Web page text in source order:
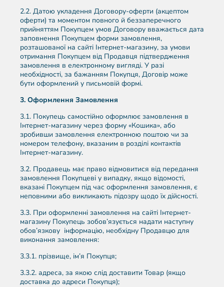
2.2. Датою укладення Договору-оферти (акцептом
оферти) та моментом повного й беззаперечного
прийняттям Покупцем умов Договору вважається дата
заповнення Покупцем форми замовлення,
розташованої на сайті Інтернет-магазину, за умови
отримання Покупцем від Продавця підтвердження
замовлення в електронному вигляді. У разі
необхідності, за бажанням Покупця, Договір може
бути оформлений у письмовій формі.
3. Оформлення Замовлення
3.1. Покупець самостійно оформлює замовлення в
Інтернет-магазину через форму «Кошика», або
зробивши замовлення електронною поштою чи за
номером телефону, вказаним в розділі контактів
Інтернет-магазину.
3.2. Продавець має право відмовитися від передання
замовлення Покупцеві у випадку, якщо відомості,
вказані Покупцем під час оформлення замовлення, є
неповними або викликають підозру щодо їх дійсності.
3.3. При оформленні замовлення на сайті Інтернет-
магазину Покупець зобов’язується надати наступну
обов’язкову інформацію, необхідну Продавцю для
виконання замовлення:
3.3.1. прізвище, ім’я Покупця;
3.3.2. адреса, за якою слід доставити Товар (якщо
доставка до адреси Покупця);